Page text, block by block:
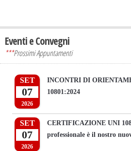
Eventi e Convegni
***Prossimi Appuntamenti
SET
07
2026
INCONTRI DI
10801:2024
SET
07
2026
CERTIFICAZIONE UNI
professionale è il nostro